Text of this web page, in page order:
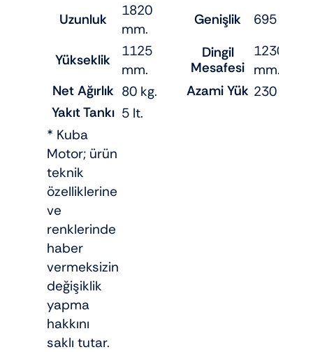
Uzunluk
1820
mm.
Genişlik 695 mm.
Yükseklik
1125
mm.
Dingil
Mesafesi
1230
mm.
Net Ağırlık 80 kg. Azami Yük 230 kg.
Yakıt Tankı 5 lt.
* Kuba
Motor; ürün
teknik
özelliklerine
ve
renklerinde
haber
vermeksizin
değişiklik
yapma
hakkını
saklı tutar.